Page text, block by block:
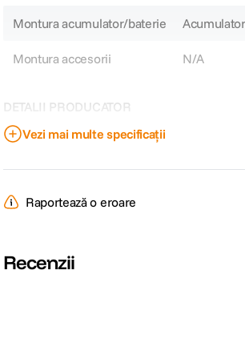
Montura acumulator/baterie
Montura accesorii N/A
DETALII PRODUCATOR
Cod producator
Vezi mai multe specificații
Raportează o eroare
Recenzii